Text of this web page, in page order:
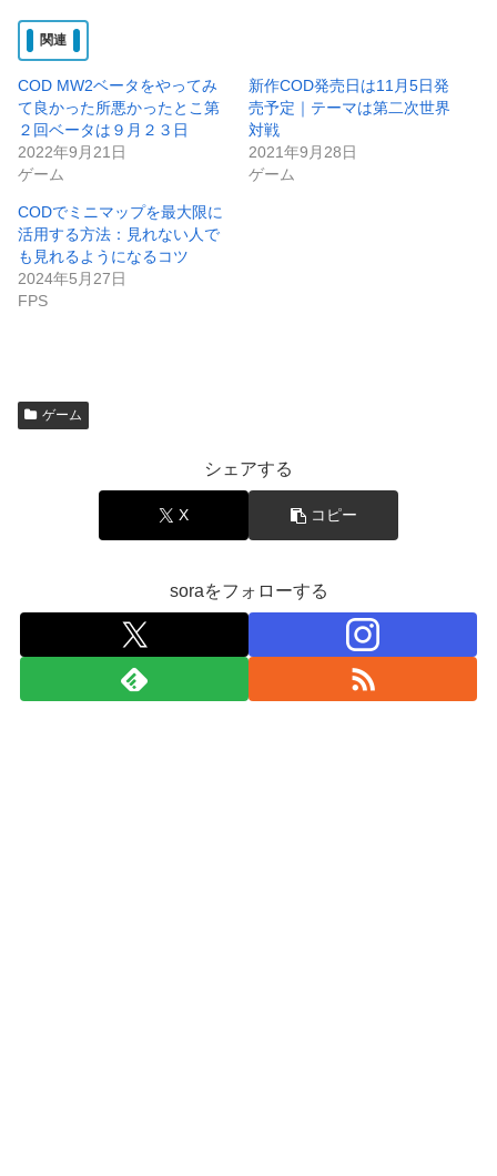
関連
COD MW2ベータをやってみ
て良かった所悪かったとこ第
２回ベータは９月２３日
2022年9月21日
ゲーム
新作COD発売日は11月5日発
売予定｜テーマは第二次世界
対戦
2021年9月28日
ゲーム
CODでミニマップを最大限に
活用する方法：見れない人で
も見れるようになるコツ
2024年5月27日
FPS
ゲーム
シェアする
X コピー
soraをフォローする